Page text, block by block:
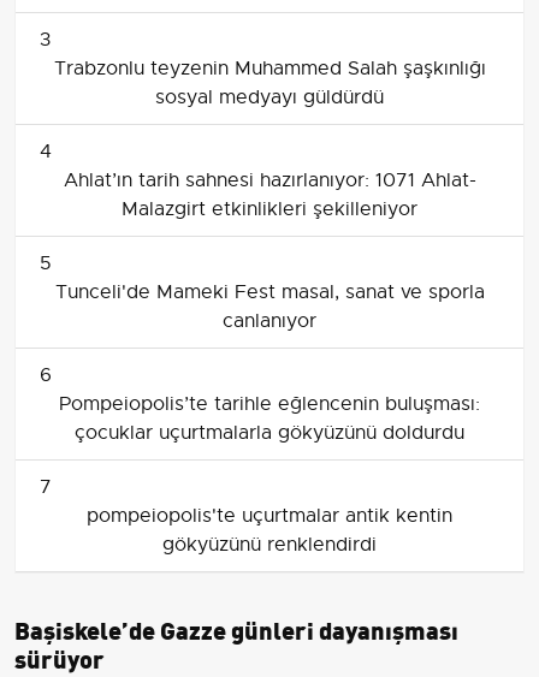
3
Trabzonlu teyzenin Muhammed Salah şaşkınlığı
sosyal medyayı güldürdü
4
Ahlat’ın tarih sahnesi hazırlanıyor: 1071 Ahlat-
Malazgirt etkinlikleri şekilleniyor
5
Tunceli'de Mameki Fest masal, sanat ve sporla
canlanıyor
6
Pompeiopolis’te tarihle eğlencenin buluşması:
çocuklar uçurtmalarla gökyüzünü doldurdu
7
pompeiopolis'te uçurtmalar antik kentin
gökyüzünü renklendirdi
Başiskele’de Gazze günleri dayanışması
sürüyor